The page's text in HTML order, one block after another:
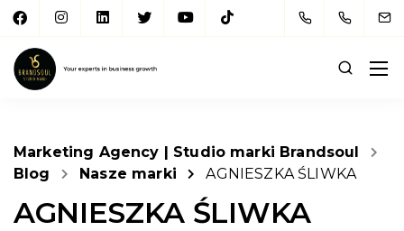
Marketing Agency | Studio marki Brandsoul
Blog
Nasze marki AGNIESZKA ŚLIWKA
AGNIESZKA ŚLIWKA